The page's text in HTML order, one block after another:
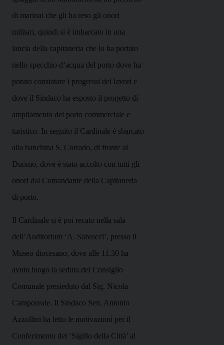
di marinai che gli ha reso gli onori
militari, quindi si è imbarcato in una
lancia della capitaneria che lo ha portato
nello specchio d’acqua del porto dove ha
potuto constatare i progressi dei lavori e
dove il Sindaco ha esposto il progetto di
ampliamento del porto commerciale e
turistico. In seguito il Cardinale è sbarcato
alla banchina S. Corrado, di fronte al
Duomo, dove è stato accolto con tutti gli
onori dal Comandante della Capitaneria
di porto.
Il Cardinale si è poi recato nella sala
dell’Auditorium ‘A. Salvucci’, presso il
Museo diocesano, dove alle 11,30 ha
avuto luogo la seduta del Consiglio
Comunale presieduto dal Sig. Nicola
Camporeale. Il Sindaco Sen. Antonio
Azzollini ha letto le motivazioni per il
Conferimento del ‘Sigillo della Città’ al